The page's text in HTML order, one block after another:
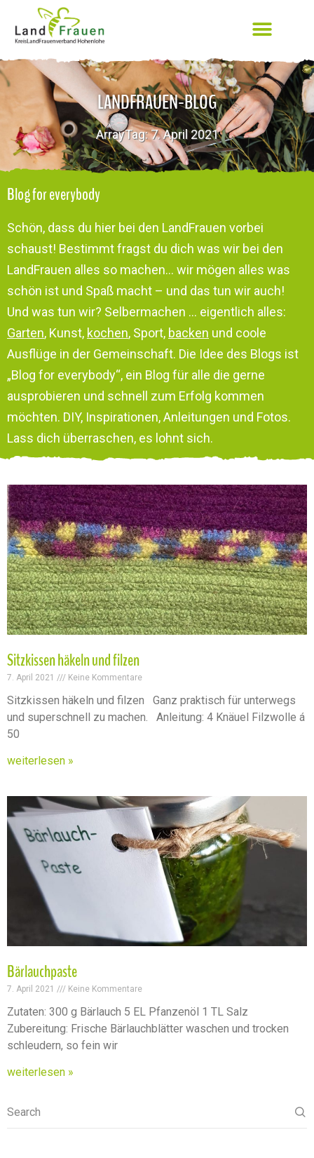
LANDFRAUEN-BLOG
ArrayTag: 7. April 2021
Blog for everybody
Schön, dass du hier bei den LandFrauen vorbei
schaust! Bestimmt fragst du dich was wir bei den
LandFrauen alles so machen… wir mögen alles was
schön ist und Spaß macht – und das tun wir auch!
Und was tun wir? Selbermachen … eigentlich alles:
Garten, Kunst, kochen, Sport, backen und coole
Ausflüge in der Gemeinschaft. Die Idee des Blogs ist
„Blog for everybody“, ein Blog für alle die gerne
ausprobieren und schnell zum Erfolg kommen
möchten. DIY, Inspirationen, Anleitungen und Fotos.
Lass dich überraschen, es lohnt sich.
Sitzkissen häkeln und filzen
7. April 2021 Keine Kommentare
Sitzkissen häkeln und filzen Ganz praktisch für unterwegs
und superschnell zu machen. Anleitung: 4 Knäuel Filzwolle á
50
weiterlesen »
Bärlauchpaste
7. April 2021 Keine Kommentare
Zutaten: 300 g Bärlauch 5 EL Pfanzenöl 1 TL Salz
Zubereitung: Frische Bärlauchblätter waschen und trocken
schleudern, so fein wir
weiterlesen »
Search